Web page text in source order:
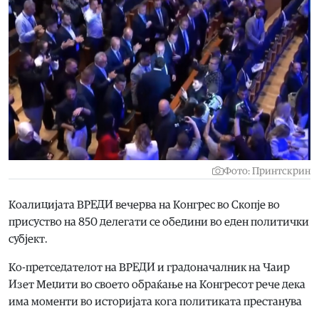
Фото: Принтскрин
Коалицијата ВРЕДИ вечерва на Конгрес во Скопје во
присуство на 850 делегати се обедини во еден политички
субјект.
Ко-претседателот на ВРЕДИ и градоначалник на Чаир
Изет Меџити во своето обраќање на Конгресот рече дека
има моменти во историјата кога политиката престанува